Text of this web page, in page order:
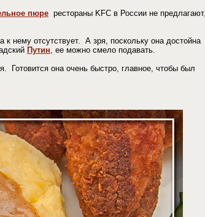
пюре рестораны KFC в России не предлагают,
нему отсутствует. А зря, поскольку она достойна
Путин , ее можно смело подавать.
Готовится она очень быстро, главное, чтобы был